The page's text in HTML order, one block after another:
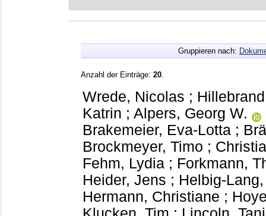
Gruppieren nach:
Anzahl der Einträge: 20
Wrede, Nicolas ;
Katrin ; Alpers, Georg W.
Brakemeier, Eva-Lotta ;
Brockmeyer, Timo ;
Fehm, Lydia ; Forkmann,
Heider, Jens ; Helbig-
Hermann, Christiane ;